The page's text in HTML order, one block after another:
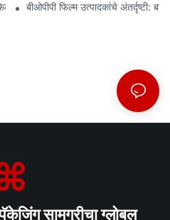
पुरवठादार निवडणे का महत्त्वाचे आहे
बीओपीपी फिल्म उत्पादकांचे अंतर्दृष्टी:
सामग्रीचा ग्लोबल